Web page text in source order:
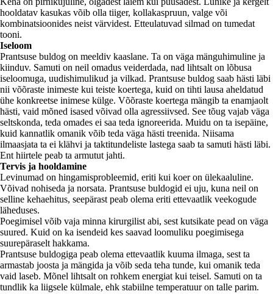
hooldatav kasukas võib olla tiiger, kollakaspruun, valge või
kombinatsioonides neist värvidest. Etteulatuvad silmad on tumedat
tooni.
Iseloom
Prantsuse buldog on meeldiv kaaslane. Ta on väga mänguhimuline ja
kiinduv. Samuti on neil omadus veiderdada, nad lihtsalt on lõbusa
iseloomuga, uudishimulikud ja vilkad. Prantsuse buldog saab hästi läbi
nii võõraste inimeste kui teiste koertega, kuid on tihti lausa aheldatud
ühe konkreetse inimese külge. Võõraste koertega mängib ta enamjaolt
hästi, vaid mõned isased võivad olla agressiivsed. See tõug vajab väga
seltskonda, teda omades ei saa teda ignoreerida. Muidu on ta isepäine,
kuid kannatlik omanik võib teda väga hästi treenida. Niisama
ilmaasjata ta ei klähvi ja taktitundeliste lastega saab ta samuti hästi läbi.
Ent hiirtele peab ta armutut jahti.
Tervis ja hooldamine
Levinumad on hingamisprobleemid, eriti kui koer on ülekaaluline.
Võivad nohiseda ja norsata. Prantsuse buldogid ei uju, kuna neil on
selline kehaehitus, seepärast peab olema eriti ettevaatlik veekogude
läheduses.
Poegimisel võib vaja minna kirurgilist abi, sest kutsikate pead on väga
suured. Kuid on ka isendeid kes saavad loomuliku poegimisega
suurepäraselt hakkama.
Prantsuse buldogiga peab olema ettevaatlik kuuma ilmaga, sest ta
armastab joosta ja mängida ja võib seda teha tunde, kui omanik teda
vaid laseb. Mõnel lihtsalt on rohkem energiat kui teisel. Samuti on ta
tundlik ka liigsele külmale, ehk stabiilne temperatuur on talle parim.